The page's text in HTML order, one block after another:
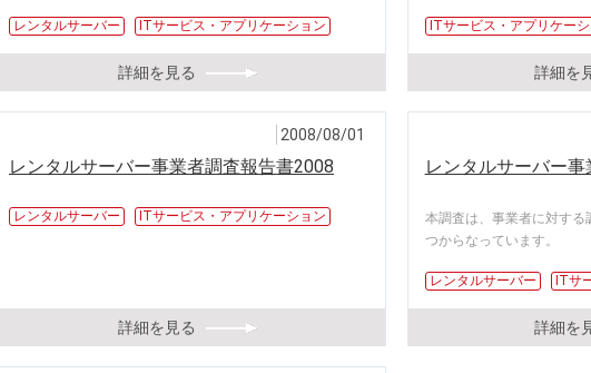
レンタルサーバー ITサービス・アプリケーション
詳細を見る
ITサービス・アプリケー
詳細を
2008/08/01
レンタルサーバー事業者調査報告書2008
レンタルサーバー ITサービス・アプリケーション
詳細を見る
レンタルサーバー
本調査は、事業者に対す
つからなっています。
レンタルサーバー ITサ
詳細を